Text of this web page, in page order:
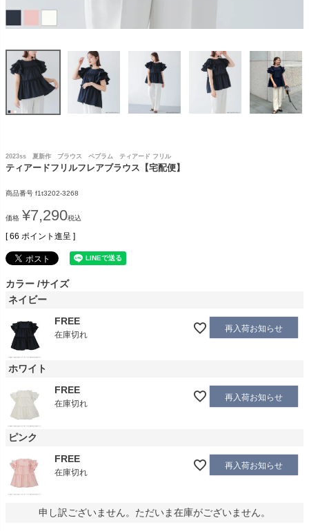
2023ss 夏新作 ブラウス ペプラム ティアード フリル
ティアードフリルフレアブラウス【宅配便】
商品番号 f1t3202-3268
価格 ¥7,290税込
[ 66 ポイント進呈 ]
カラー サイズ
ネイビー
FREE
在庫切れ
再入荷お知らせ
ホワイト
FREE
在庫切れ
再入荷お知らせ
ピンク
FREE
在庫切れ
再入荷お知らせ
申し訳ございません。ただいま在庫がございません。